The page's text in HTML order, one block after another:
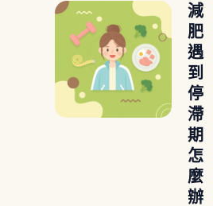
減
肥
遇
到
停
滯
期
怎
麼
辦